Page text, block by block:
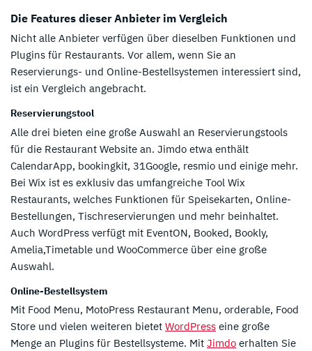
Die Features dieser Anbieter im Vergleich
Nicht alle Anbieter verfügen über dieselben Funktionen und
Plugins für Restaurants. Vor allem, wenn Sie an
Reservierungs- und Online-Bestellsystemen interessiert sind,
ist ein Vergleich angebracht.
Reservierungstool
Alle drei bieten eine große Auswahl an Reservierungstools
für die Restaurant Website an. Jimdo etwa enthält
CalendarApp, bookingkit, 31Google, resmio und einige mehr.
Bei Wix ist es exklusiv das umfangreiche Tool Wix
Restaurants, welches Funktionen für Speisekarten, Online-
Bestellungen, Tischreservierungen und mehr beinhaltet.
Auch WordPress verfügt mit EventON, Booked, Bookly,
Amelia,Timetable und WooCommerce über eine große
Auswahl.
Online-Bestellsystem
Mit Food Menu, MotoPress Restaurant Menu, orderable, Food
Store und vielen weiteren bietet WordPress eine große
Menge an Plugins für Bestellsysteme. Mit Jimdo erhalten Sie